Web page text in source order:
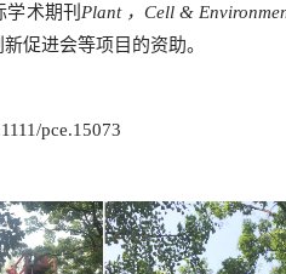
学术期刊 Plant ，Cell &
促进会等项目的资助。
pce.15073